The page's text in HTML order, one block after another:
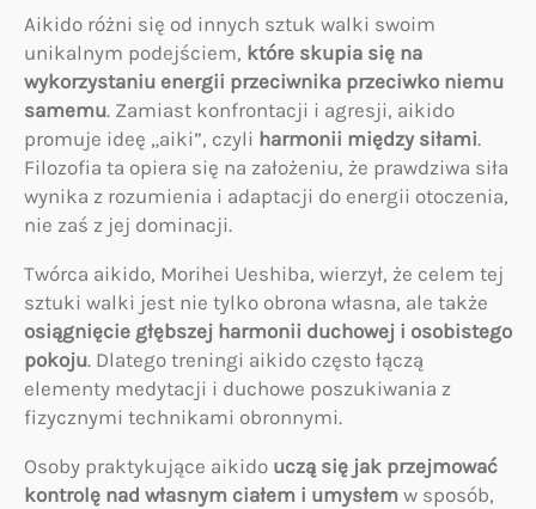
Aikido różni się od innych sztuk walki swoim
unikalnym podejściem, które skupia się na
wykorzystaniu energii przeciwnika przeciwko niemu
samemu. Zamiast konfrontacji i agresji, aikido
promuje ideę „aiki”, czyli harmonii między siłami.
Filozofia ta opiera się na założeniu, że prawdziwa siła
wynika z rozumienia i adaptacji do energii otoczenia,
nie zaś z jej dominacji.
Twórca aikido, Morihei Ueshiba, wierzył, że celem tej
sztuki walki jest nie tylko obrona własna, ale także
osiągnięcie głębszej harmonii duchowej i osobistego
pokoju. Dlatego treningi aikido często łączą
elementy medytacji i duchowe poszukiwania z
fizycznymi technikami obronnymi.
Osoby praktykujące aikido uczą się jak przejmować
kontrolę nad własnym ciałem i umysłem w sposób,